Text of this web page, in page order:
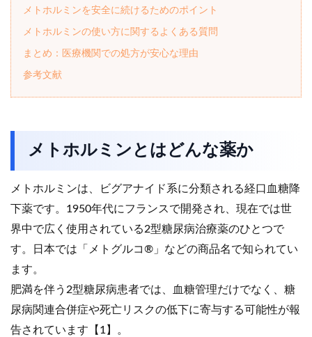
メトホルミンを安全に続けるためのポイント
メトホルミンの使い方に関するよくある質問
まとめ：医療機関での処方が安心な理由
参考文献
メトホルミンとはどんな薬か
メトホルミンは、ビグアナイド系に分類される経口血糖降
下薬です。1950年代にフランスで開発され、現在では世
界中で広く使用されている2型糖尿病治療薬のひとつで
す。日本では「メトグルコ®」などの商品名で知られてい
ます。
肥満を伴う2型糖尿病患者では、血糖管理だけでなく、糖
尿病関連合併症や死亡リスクの低下に寄与する可能性が報
告されています【1】。